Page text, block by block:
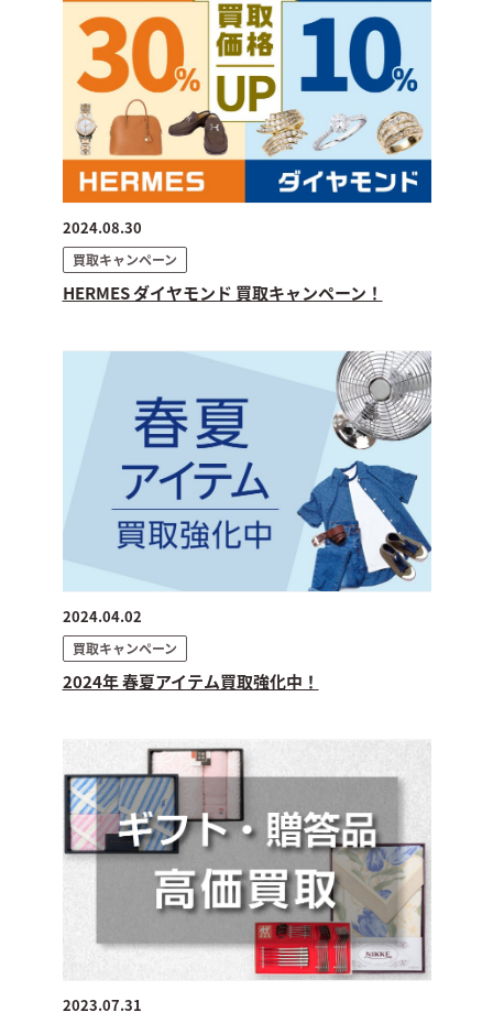
2024.08.30
買取キャンペーン
HERMES ダイヤモンド 買取キャンペーン！
2024.04.02
買取キャンペーン
2024年 春夏アイテム買取強化中！
2023.07.31